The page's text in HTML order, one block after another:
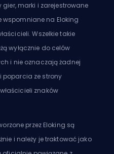
gier, marki i zarejestrowane
wspomniane na Eloking
Wszelkie takie
wyłącznie do celów
i nie oznaczają żadnej
poparcia ze strony
znaków
przez Eloking są
i należy je traktować jako